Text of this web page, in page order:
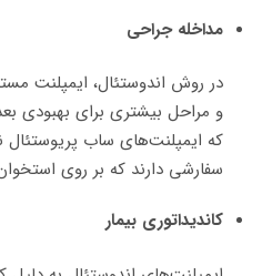
مداخله جراحی
در روش اندوستئال، ایمپلنت
و مراحل بیشتری برای بهبودی
که ایمپلنت‌های ساب
سفارشی دارند که بر روی
کاندیداتوری بیمار